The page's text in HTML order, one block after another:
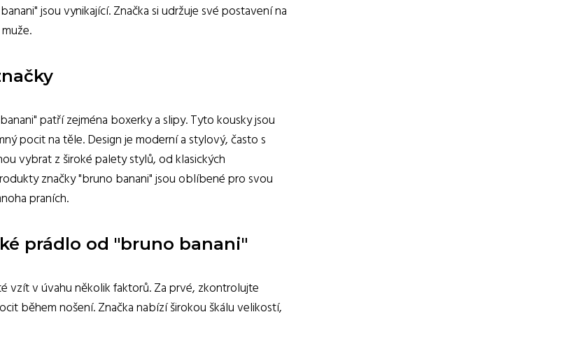
jsou vynikající. Značka si udržuje své postavení na
patří zejména boxerky a slipy. Tyto kousky jsou
pocit na těle. Design je moderní a stylový, často s
vybrat z široké palety stylů, od klasických
značky "bruno banani" jsou oblíbené pro svou
praních.
prádlo od "bruno banani"
vzít v úvahu několik faktorů. Za prvé, zkontrolujte
během nošení. Značka nabízí širokou škálu velikostí,